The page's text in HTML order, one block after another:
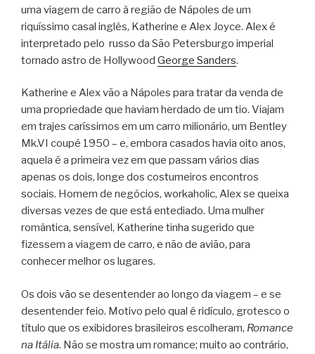
uma viagem de carro à região de Nápoles de um
riquíssimo casal inglês, Katherine e Alex Joyce. Alex é
interpretado pelo russo da São Petersburgo imperial
tornado astro de Hollywood George Sanders.
Katherine e Alex vão a Nápoles para tratar da venda de
uma propriedade que haviam herdado de um tio. Viajam
em trajes caríssimos em um carro milionário, um Bentley
Mk.VI coupé 1950 – e, embora casados havia oito anos,
aquela é a primeira vez em que passam vários dias
apenas os dois, longe dos costumeiros encontros
sociais. Homem de negócios, workaholic, Alex se queixa
diversas vezes de que está entediado. Uma mulher
romântica, sensível, Katherine tinha sugerido que
fizessem a viagem de carro, e não de avião, para
conhecer melhor os lugares.
Os dois vão se desentender ao longo da viagem – e se
desentender feio. Motivo pelo qual é ridículo, grotesco o
título que os exibidores brasileiros escolheram, Romance
na Itália. Não se mostra um romance; muito ao contrário,